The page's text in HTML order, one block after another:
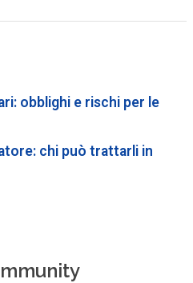
obblighi e rischi per le
chi può trattarli in